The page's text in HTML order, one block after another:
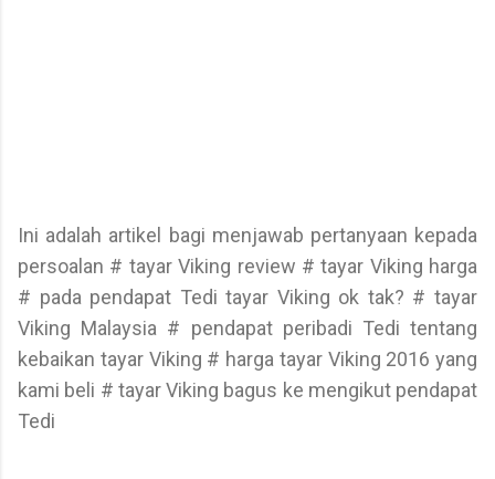
Ini adalah artikel bagi menjawab pertanyaan kepada
persoalan # tayar Viking review # tayar Viking harga
# pada pendapat Tedi tayar Viking ok tak? # tayar
Viking Malaysia # pendapat peribadi Tedi tentang
kebaikan tayar Viking # harga tayar Viking 2016 yang
kami beli # tayar Viking bagus ke mengikut pendapat
Tedi